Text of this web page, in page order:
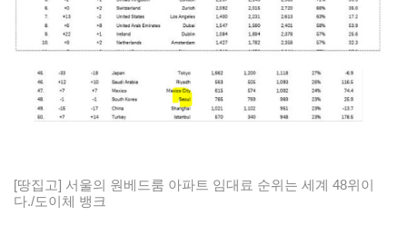
[땅집고] 서울의 원베드룸 아파트 임대료 순위는 세계 48위이
다./도이체 뱅크